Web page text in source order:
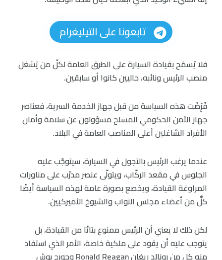
تابعونا على التيليغرام
فلا يُسمَح بقيادة السيارة على الطرق العامة لكلّ من يَشغل
منصب الرئيس ونائبه، حاليين كانوا أو سابقين.
فُرَِضَت هذه السياسة من قبل جهاز الخدمة السرية، فعناصر
جهاز الأمن الحكومي المسلح مسؤولون عن سلامة وأمان
الأفراد الشاغلين أعلى المناصب العامة في البلاد.
عندما يرغب الرئيس بالتجول في السيارة، سيتوجّب عليه
الجلوس في مقعد الركّاب، ويتولّى عنصر مدرّب على مناورات
المراوغة القيادة، ويخصع بصورة عامة لهذه السياسة أيضًا
كلٌّ من أعضاء مجلس النواب والشيوخ الأميركيين.
لكن ذلك لا يعني أن الرئيس ممنوع بتاتًا من القيادة، بل
يتوجب عليه أن يقود على ملكية خاصة، الأمر الذي استفاد
منه كل من رونالد ريغان Ronald Reagan وجورج بوش